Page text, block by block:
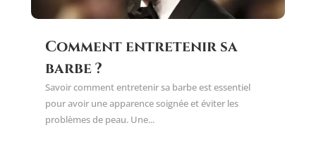
Comment entretenir sa
barbe ?
Savoir comment entretenir sa barbe est essentiel
pour avoir une apparence soignée et éviter les
problèmes de peau. Une...